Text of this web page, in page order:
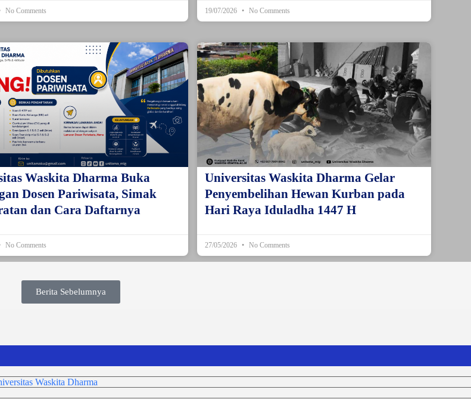
No Comments 19/07/2026 No Comments
Waskita Dharma Buka
Dosen Pariwisata, Simak
dan Cara Daftarnya
No Comments
Universitas Waskita Dharma Gelar
Penyembelihan Hewan Kurban pada
Hari Raya Iduladha 1447 H
27/05/2026 No Comments
Berita Sebelumnya
Waskita Dharma